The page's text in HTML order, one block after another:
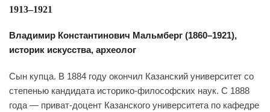
1913–1921
Владимир Константинович Мальмберг (1860–1921),
историк искусства, археолог
Сын купца. В 1884 году окончил Казанский университет со
степенью кандидата историко-философских наук. С 1888
года — приват-доцент Казанского университета по кафедре